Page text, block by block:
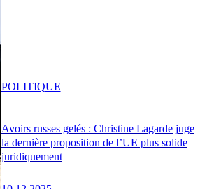
Avoirs russes gelés : Christine Lagarde juge
la dernière proposition de l’UE plus solide
juridiquement
POLITIQUE